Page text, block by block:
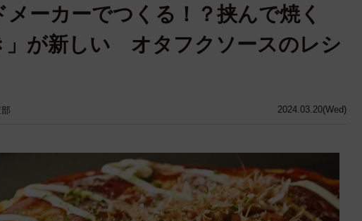
2024.03.20(Wed)
ーカーでつくる！？挟んで焼く
」が新しい オタフクソースのレシ